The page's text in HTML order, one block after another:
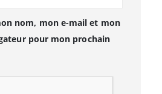
nom, mon e-mail et mon
pour mon prochain